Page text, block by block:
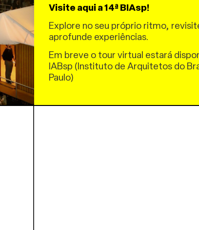
Como uma das exposições
Arquitetura da China é menos uma
prática de responsabilidade
arquitetura pode permanecer
no lugar, atenta às pessoas e
equilibrado e sustentável.
Visite aqui a 14ª BIAsp!
Explore no seu próprio ritmo,
aprofunde experiências.
Em breve o tour virtual estará
IABsp (Instituto de Arquitetos do
Paulo)